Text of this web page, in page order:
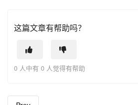
这篇文章有帮助吗？
0 人中有 0 人觉得有帮助